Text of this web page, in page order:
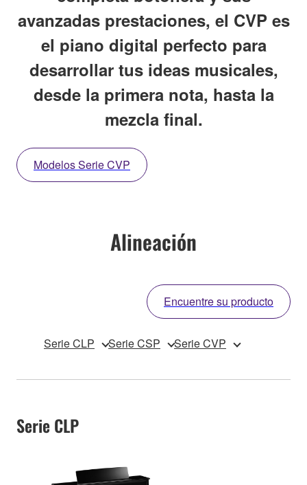
avanzadas prestaciones, el CVP es
el piano digital perfecto para
desarrollar tus ideas musicales,
desde la primera nota, hasta la
mezcla final.
Modelos Serie CVP
Alineación
Encuentre su producto
Serie CLP Serie CSP Serie CVP
Serie CLP